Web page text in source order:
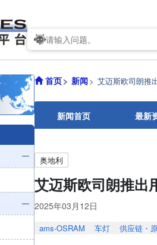
首页 新闻 艾迈斯欧司朗推
新闻首页 最新
奥地利
艾迈斯欧司朗推出
2025年03月12日
ams-OSRAM 车灯 供应链・